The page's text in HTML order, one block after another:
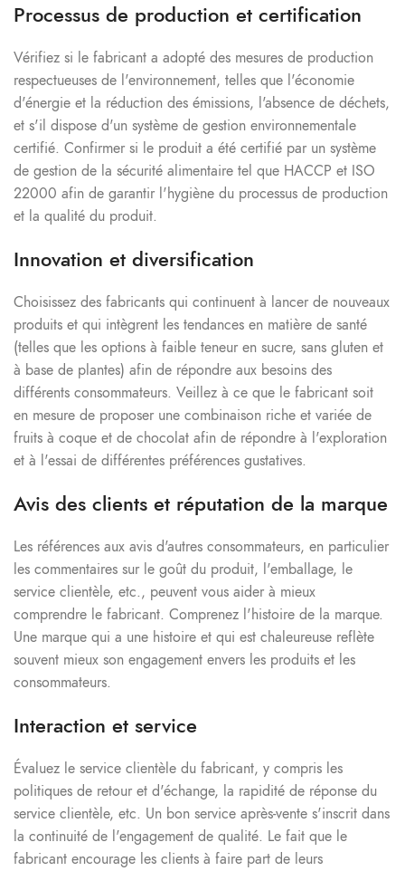
Processus de production et certification
Vérifiez si le fabricant a adopté des mesures de production
respectueuses de l'environnement, telles que l'économie
d'énergie et la réduction des émissions, l'absence de déchets,
et s'il dispose d'un système de gestion environnementale
certifié. Confirmer si le produit a été certifié par un système
de gestion de la sécurité alimentaire tel que HACCP et ISO
22000 afin de garantir l'hygiène du processus de production
et la qualité du produit.
Innovation et diversification
Choisissez des fabricants qui continuent à lancer de nouveaux
produits et qui intègrent les tendances en matière de santé
(telles que les options à faible teneur en sucre, sans gluten et
à base de plantes) afin de répondre aux besoins des
différents consommateurs. Veillez à ce que le fabricant soit
en mesure de proposer une combinaison riche et variée de
fruits à coque et de chocolat afin de répondre à l'exploration
et à l'essai de différentes préférences gustatives.
Avis des clients et réputation de la marque
Les références aux avis d'autres consommateurs, en particulier
les commentaires sur le goût du produit, l'emballage, le
service clientèle, etc., peuvent vous aider à mieux
comprendre le fabricant. Comprenez l'histoire de la marque.
Une marque qui a une histoire et qui est chaleureuse reflète
souvent mieux son engagement envers les produits et les
consommateurs.
Interaction et service
Évaluez le service clientèle du fabricant, y compris les
politiques de retour et d'échange, la rapidité de réponse du
service clientèle, etc. Un bon service après-vente s'inscrit dans
la continuité de l'engagement de qualité. Le fait que le
fabricant encourage les clients à faire part de leurs